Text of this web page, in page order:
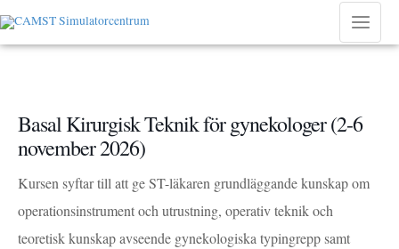
till
innehåll
Main
Basal Kirurgisk Teknik för gynekologer (2-6
november 2026)
Kursen syftar till att ge ST-läkaren grundläggande kunskap om
operationsinstrument och utrustning, operativ teknik och
teoretisk kunskap avseende gynekologiska typingrepp samt